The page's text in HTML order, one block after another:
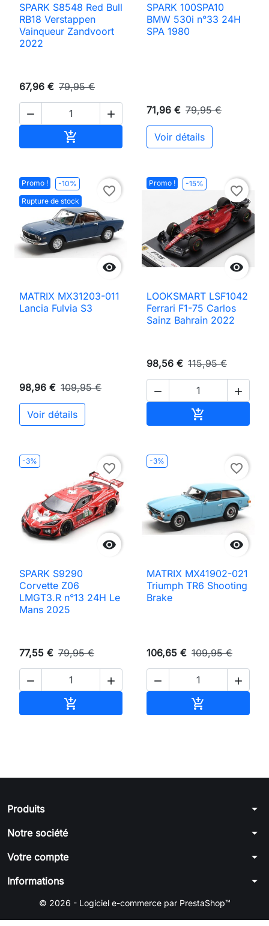
SPARK S8548 Red Bull
RB18 Verstappen
Vainqueur Zandvoort
2022
67,96 € 79,95 €
 
 Ajouter au panier
SPARK 100SPA10
BMW 530i n°33 24H
SPA 1980
71,96 € 79,95 €
Voir détails
Promo !
-10%
Rupture de stock

favorite_border
MATRIX MX31203-011
Lancia Fulvia S3
98,96 € 109,95 €
Voir détails
Promo ! -15%

favorite_border
LOOKSMART LSF1042
Ferrari F1-75 Carlos
Sainz Bahrain 2022
98,56 € 115,95 €
 

-3%

favorite_border
SPARK S9290
Corvette Z06
LMGT3.R n°13 24H Le
Mans 2025
77,55 € 79,95 €
 

-3%

favorite_border
MATRIX MX41902-021
Triumph TR6 Shooting
Brake
106,65 € 109,95 €
 

Produits arrow_drop_down
Notre société arrow_drop_down
Votre compte arrow_drop_down
Informations arrow_drop_down
© 2026 - Logiciel e-commerce par PrestaShop™